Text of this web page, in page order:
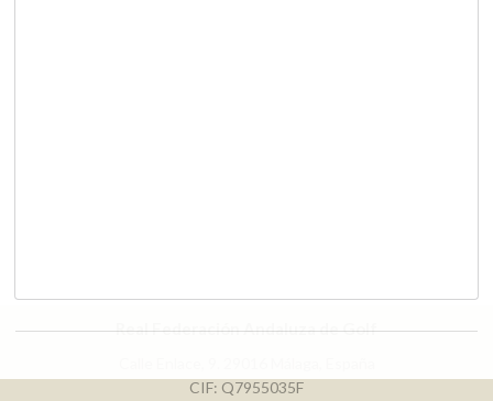
Real Federación Andaluza de Golf
CIF: Q7955035F